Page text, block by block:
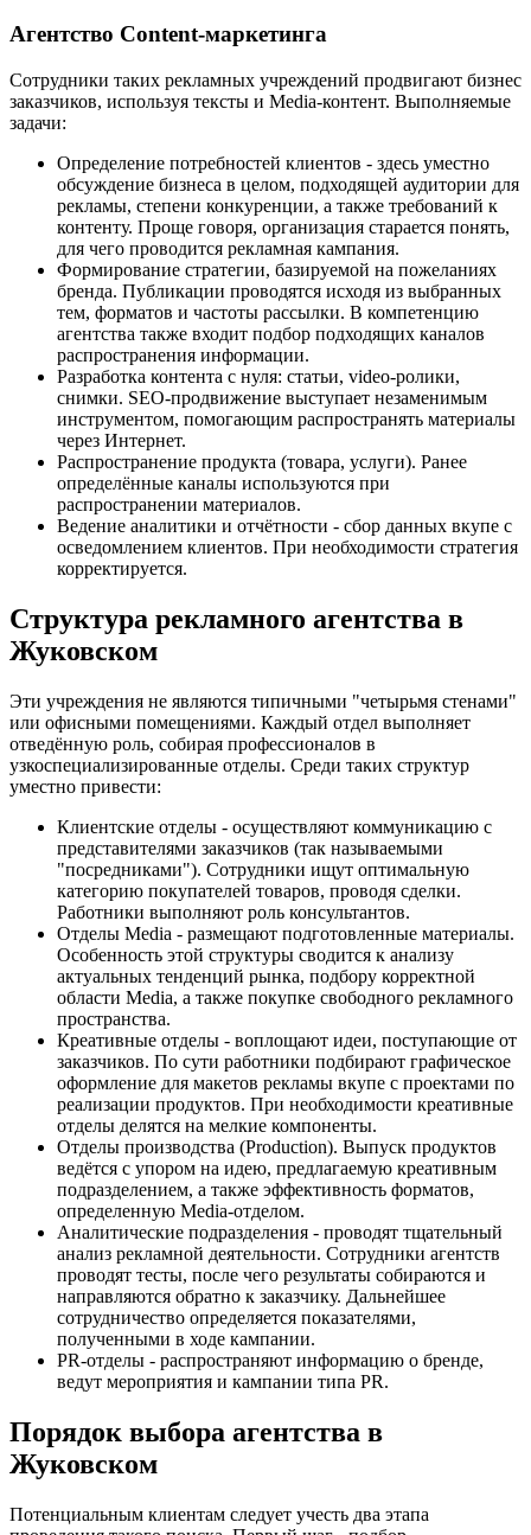
Агентство Content-маркетинга
Сотрудники таких рекламных учреждений продвигают бизнес
заказчиков, используя тексты и Media-контент. Выполняемые
задачи:
Определение потребностей клиентов - здесь уместно
обсуждение бизнеса в целом, подходящей аудитории для
рекламы, степени конкуренции, а также требований к
контенту. Проще говоря, организация старается понять,
для чего проводится рекламная кампания.
Формирование стратегии, базируемой на пожеланиях
бренда. Публикации проводятся исходя из выбранных
тем, форматов и частоты рассылки. В компетенцию
агентства также входит подбор подходящих каналов
распространения информации.
Разработка контента с нуля: статьи, video-ролики,
снимки. SEO-продвижение выступает незаменимым
инструментом, помогающим распространять материалы
через Интернет.
Распространение продукта (товара, услуги). Ранее
определённые каналы используются при
распространении материалов.
Ведение аналитики и отчётности - сбор данных вкупе с
осведомлением клиентов. При необходимости стратегия
корректируется.
Структура рекламного агентства в
Жуковском
Эти учреждения не являются типичными "четырьмя стенами"
или офисными помещениями. Каждый отдел выполняет
отведённую роль, собирая профессионалов в
узкоспециализированные отделы. Среди таких структур
уместно привести:
Клиентские отделы - осуществляют коммуникацию с
представителями заказчиков (так называемыми
"посредниками"). Сотрудники ищут оптимальную
категорию покупателей товаров, проводя сделки.
Работники выполняют роль консультантов.
Отделы Media - размещают подготовленные материалы.
Особенность этой структуры сводится к анализу
актуальных тенденций рынка, подбору корректной
области Media, а также покупке свободного рекламного
пространства.
Креативные отделы - воплощают идеи, поступающие от
заказчиков. По сути работники подбирают графическое
оформление для макетов рекламы вкупе с проектами по
реализации продуктов. При необходимости креативные
отделы делятся на мелкие компоненты.
Отделы производства (Production). Выпуск продуктов
ведётся с упором на идею, предлагаемую креативным
подразделением, а также эффективность форматов,
определенную Media-отделом.
Аналитические подразделения - проводят тщательный
анализ рекламной деятельности. Сотрудники агентств
проводят тесты, после чего результаты собираются и
направляются обратно к заказчику. Дальнейшее
сотрудничество определяется показателями,
полученными в ходе кампании.
PR-отделы - распространяют информацию о бренде,
ведут мероприятия и кампании типа PR.
Порядок выбора агентства в
Жуковском
Потенциальным клиентам следует учесть два этапа